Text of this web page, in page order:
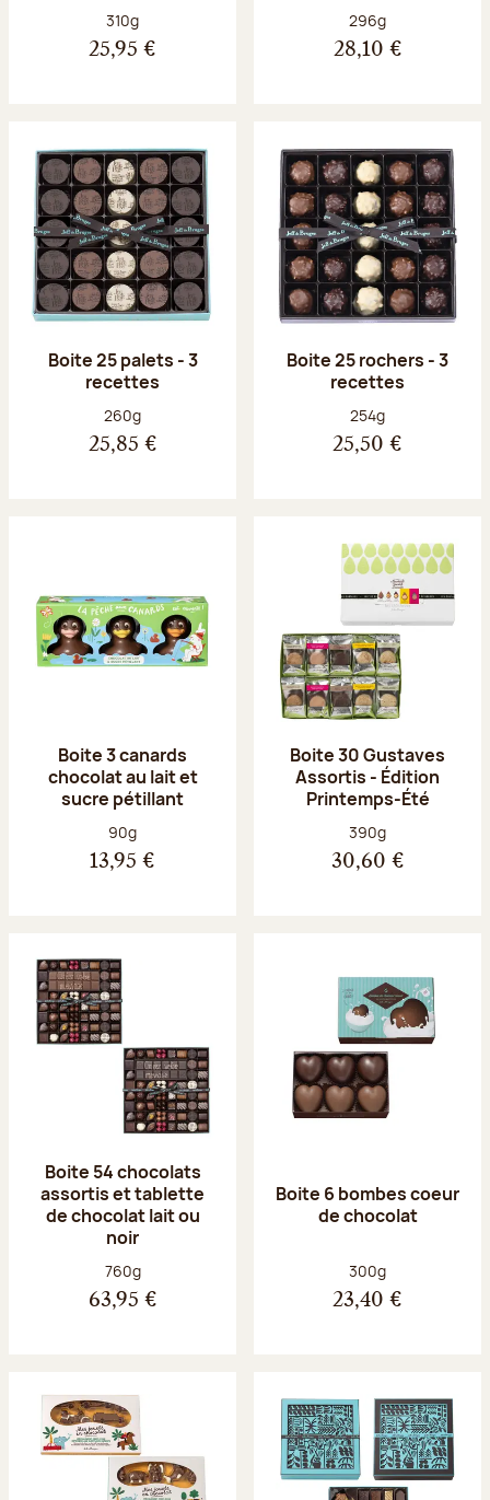
Poids net :
310g
25,95 €
Poids net :
296g
28,10 €
Boite 25 palets - 3
recettes
Poids net :
260g
25,85 €
Boite 25 rochers - 3
recettes
Poids net :
254g
25,50 €
Boite 3 canards
chocolat au lait et
sucre pétillant
Poids net :
90g
13,95 €
Boite 30 Gustaves
Assortis - Édition
Printemps-Été
Poids net :
390g
30,60 €
Boite 54 chocolats
assortis et tablette
de chocolat lait ou
noir
Poids net :
760g
63,95 €
Boite 6 bombes coeur
de chocolat
Poids net :
300g
23,40 €